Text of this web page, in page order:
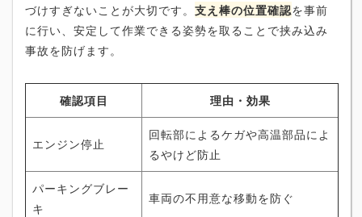
づけすぎないことが大切です。 支え棒の位置確認を事前
に行い、安定して作業できる姿勢を取ることで挟み込み
事故を防げます。
確認項目 理由・効果
エンジン停止
回転部によるケガや高温部品によ
るやけど防止
パーキングブレー
キ
車両の不用意な移動を防ぐ